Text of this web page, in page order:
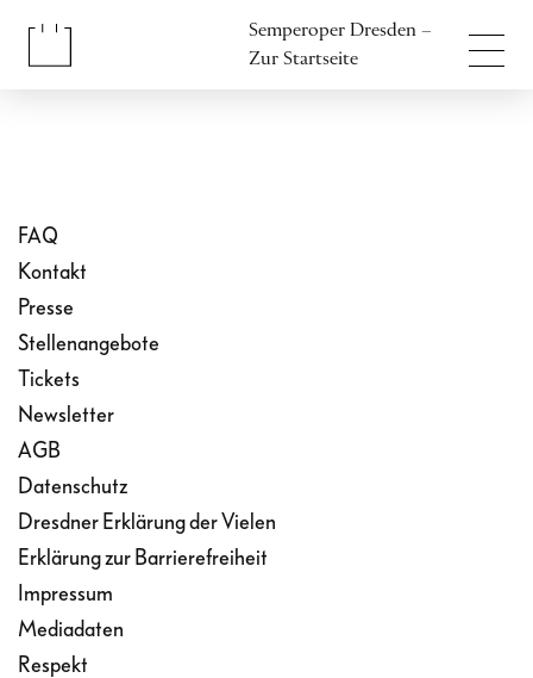
Semperoper Dresden –
Zur Startseite
FAQ
Kontakt
Presse
Stellenangebote
Tickets
Newsletter
AGB
Datenschutz
Dresdner Erklärung der Vielen
Erklärung zur Barrierefreiheit
Impressum
Mediadaten
Respekt